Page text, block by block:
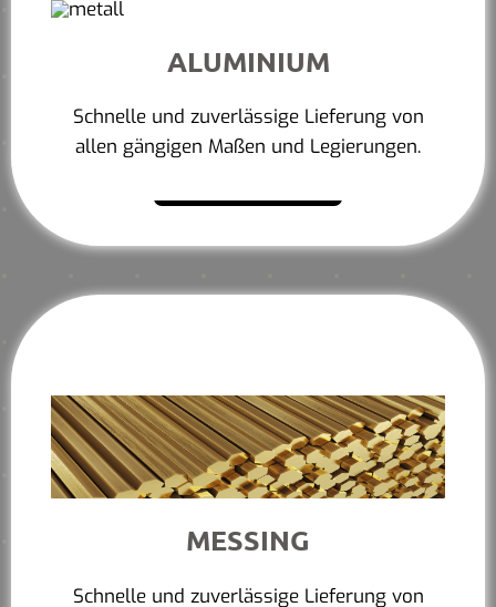
ALUMINIUM
Schnelle und zuverlässige Lieferung von
allen gängigen Maßen und Legierungen.
MESSING
Schnelle und zuverlässige Lieferung von